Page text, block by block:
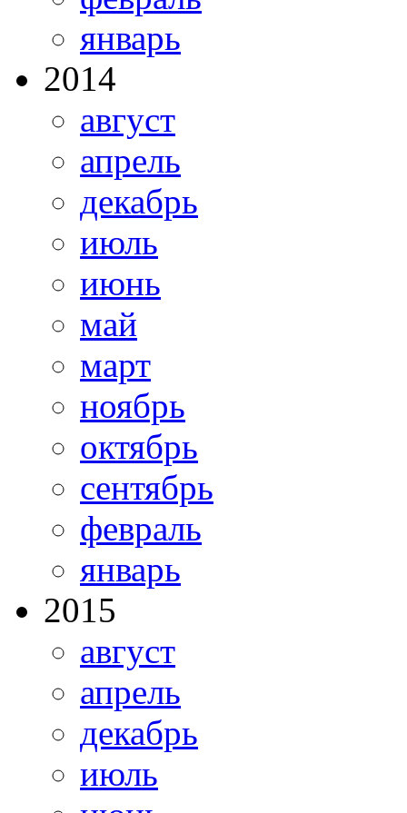
январь
2014
август
апрель
декабрь
июль
июнь
май
март
ноябрь
октябрь
сентябрь
февраль
январь
2015
август
апрель
декабрь
июль